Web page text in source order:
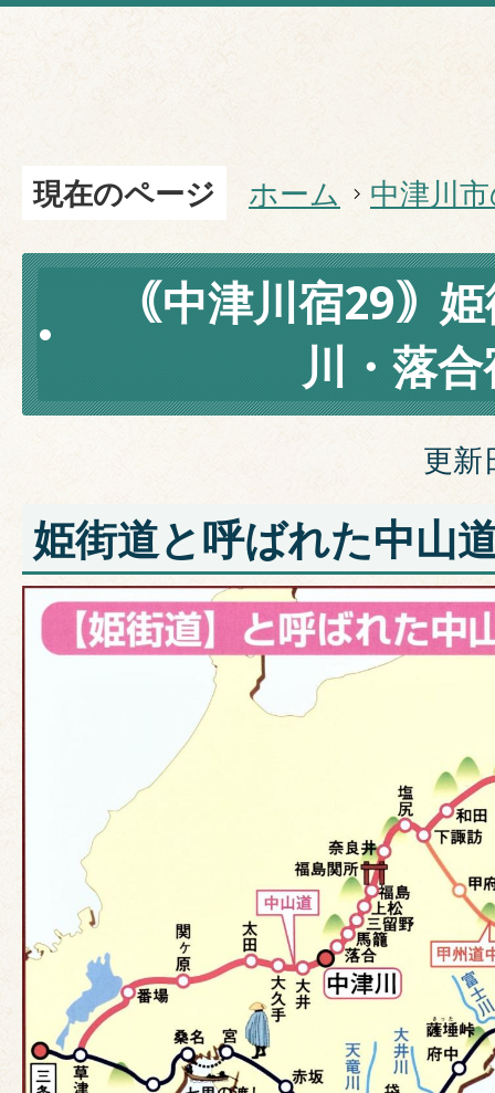
現在のページ ホーム 中津川
｟中津川宿29｠
川・落
更新
姫街道と呼ばれた中山